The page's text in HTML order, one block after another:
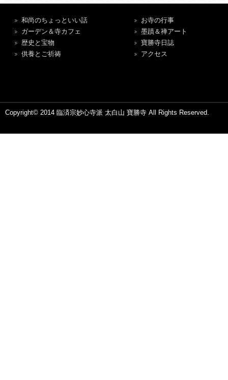
和尚のちょっといい話
ガーデン＆寺カフェ
歴史と宝物
供養とご祈祷
お寺の行事
墨蹟＆禅アート
寶勝寺日誌
アクセス
Copyright© 2014 臨済宗妙心寺派 太白山 寶勝寺 All Rights Reserved.